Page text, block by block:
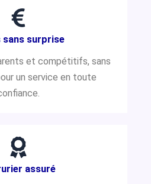
surprise
et compétitifs, sans
un service en toute
assuré